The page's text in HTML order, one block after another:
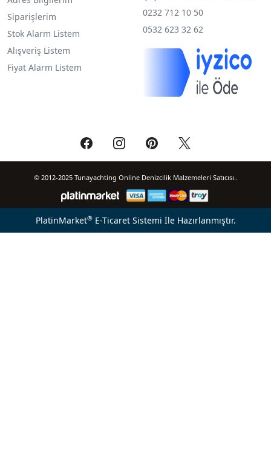
Siparişlerim
Stok Alarm Listem
Alışveriş Listem
Fiyat Alarm Listem
0232 712 10 50
0532 623 32 62
© 2012-2025 Tunayachting Online Denizcilik Malzemeleri Satıcısı..
PlatinMarket®E-Ticaret Sistemi İle Hazırlanmıştır.